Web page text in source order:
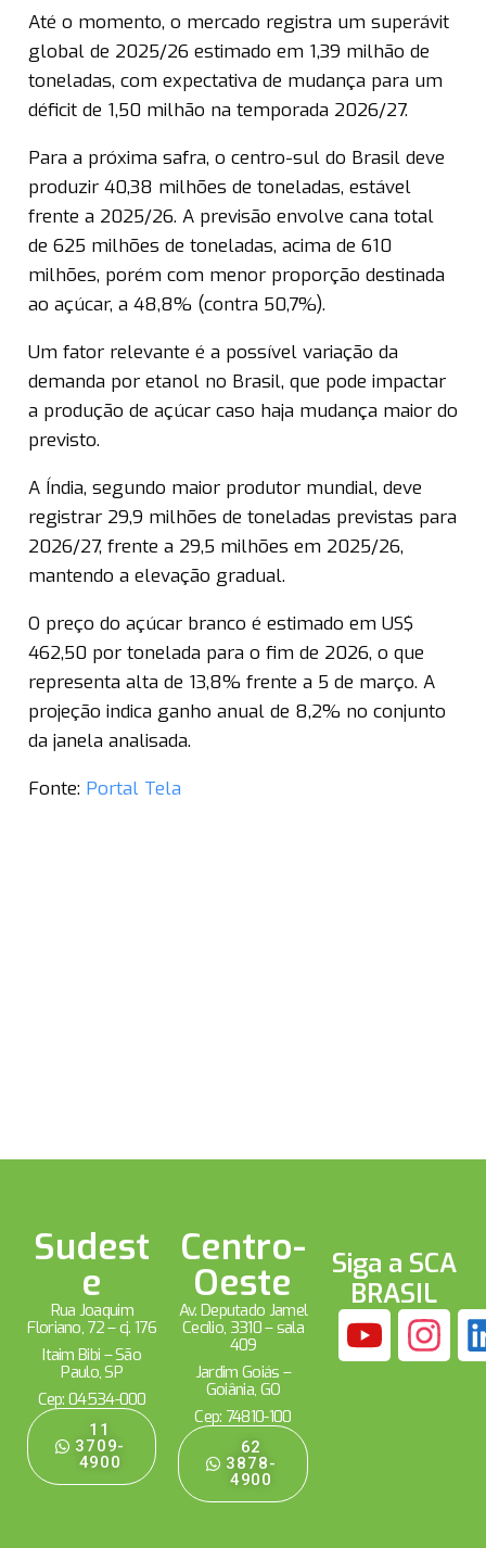
Até o momento, o mercado registra um superávit
global de 2025/26 estimado em 1,39 milhão de
toneladas, com expectativa de mudança para um
déficit de 1,50 milhão na temporada 2026/27.
Para a próxima safra, o centro-sul do Brasil deve
produzir 40,38 milhões de toneladas, estável
frente a 2025/26. A previsão envolve cana total
de 625 milhões de toneladas, acima de 610
milhões, porém com menor proporção destinada
ao açúcar, a 48,8% (contra 50,7%).
Um fator relevante é a possível variação da
demanda por etanol no Brasil, que pode impactar
a produção de açúcar caso haja mudança maior do
previsto.
A Índia, segundo maior produtor mundial, deve
registrar 29,9 milhões de toneladas previstas para
2026/27, frente a 29,5 milhões em 2025/26,
mantendo a elevação gradual.
O preço do açúcar branco é estimado em US$
462,50 por tonelada para o fim de 2026, o que
representa alta de 13,8% frente a 5 de março. A
projeção indica ganho anual de 8,2% no conjunto
da janela analisada.
Fonte: Portal Tela
Sudest
e
Rua Joaquim
Floriano, 72 – cj. 176
Itaim Bibi – São
Paulo, SP
Cep: 04534-000
11
3709-
4900
Centro-
Oeste
Av. Deputado Jamel
Cecílio, 3310 – sala
409
Jardim Goiás –
Goiânia, GO
Cep: 74810-100
62
3878-
4900
Siga a SCA
BRASIL